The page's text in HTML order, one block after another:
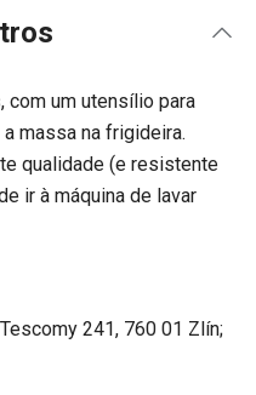
com um utensílio para
massa na frigideira.
qualidade (e resistente
ir à máquina de lavar
241, 760 01 Zlín;